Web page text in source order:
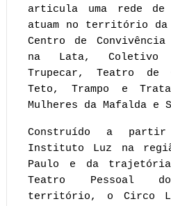
articula uma rede
atuam no território
Centro de
na Lata, Coletivo
Trupecar, Teatro de
Teto, Trampo e
Mulheres da Mafalda e
Construído a
Instituto Luz na
Paulo e da trajetória
Teatro Pessoal
território, o Circo